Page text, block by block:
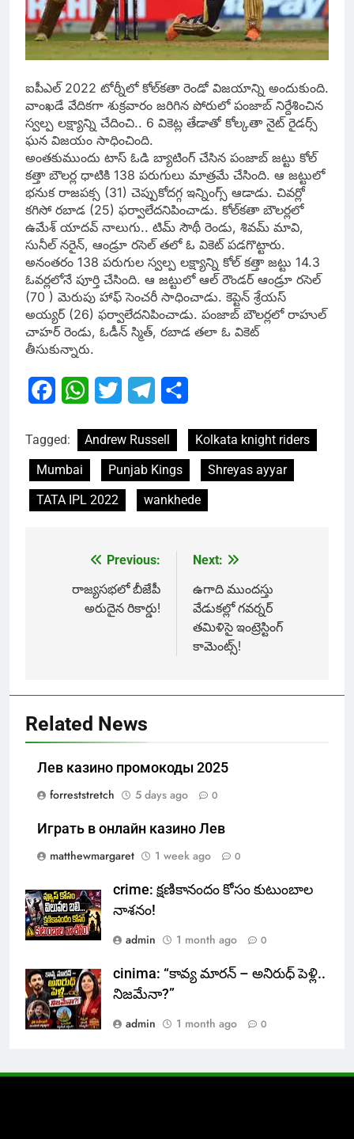
ఐపీఎల్ 2022 టోర్నీలో కోల్‌కతా రెండో విజయాన్ని అందుకుంది.
వాంఖడే వేదికగా శుక్రవారం జరిగిన పోరులో పంజాబ్ నిర్దేశించిన
స్వల్ప లక్ష్యాన్ని చేదించి.. 6 వికెట్ల తేడాతో కోల్కతా నైట్ రైడర్స్
ఘన విజయం సాధించింది.
అంతకుముందు టాస్ ఓడి బ్యాటింగ్ చేసిన పంజాబ్ జట్టు కోల్
కత్తా బౌలర్ల ధాటికి 138 పరుగులు మాత్రమే చేసింది. ఆ జట్టులో
భనుక రాజపక్స (31) చెప్పుకోదగ్గ ఇన్నింగ్స్ ఆడాడు. చివర్లో
కగిసో రబాడ (25) ఫర్వాలేదనిపించాడు. కోల్‌కతా బౌలర్లలో
ఉమేశ్ యాదవ్‌ నాలుగు.. టిమ్‌ సౌథీ రెండు, శివమ్‌ మావి,
సునీల్ నరైన్‌, ఆండ్రూ రసెల్ తలో ఓ వికెట్ పడగొట్టారు.
అనంతరం 138 పరుగుల స్వల్ప లక్ష్యాన్ని కోల్ కత్తా జట్టు 14.3
ఓవర్లలోనే పూర్తి చేసింది. ఆ జట్టులో ఆల్ రౌండర్ ఆండ్రూ రసెల్‌
(70 ) మెరుపు హాఫ్ సెంచరీ సాధించాడు. కెప్టెన్‌ శ్రేయస్
అయ్యర్‌ (26) ఫర్వాలేదనిపించాడు. పంజాబ్ బౌలర్లలో రాహుల్
చాహర్ రెండు, ఓడీన్‌ స్మిత్‌, రబాడ తలా ఓ వికెట్
తీసుకున్నారు.
FacebookWhatsApp
Twitter Telegram
Tagged: Andrew Russell
Kolkata knight riders
Mumbai
Punjab Kings
Shreyas ayyar
TATA IPL 2022
wankhede
navigation
Previous:
రాజ్యసభలో బీజేపీ
అరుదైన రికార్డు!
Next:
ఉగాది ముందస్తు
వేడుకల్లో గవర్నర్
తమిళిసై ఇంట్రెస్టింగ్
కామెంట్స్!
Related News
Лев казино промокоды 2025
forreststretch
5 days ago 0
Играть в онлайн казино Лев
matthewmargaret
1 week ago 0
crime: క్షణికానందం కోసం కుటుంబాల
నాశనం!
admin
1 month ago 0
cinima: “కావ్య మారన్ – అనిరుధ్ పెళ్లి..
నిజమేనా?”
admin
1 month ago 0